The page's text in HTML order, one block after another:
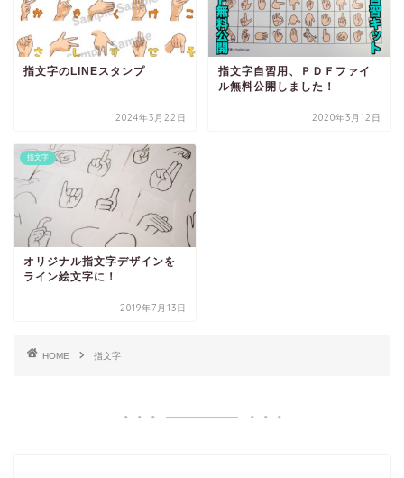
指文字のLINEスタンプ
2024年3月22日
指文字自習用、ＰＤＦファイ
ル無料公開しました！
2020年3月12日
指文字
オリジナル指文字デザインを
ライン絵文字に！
2019年7月13日
HOME 指文字